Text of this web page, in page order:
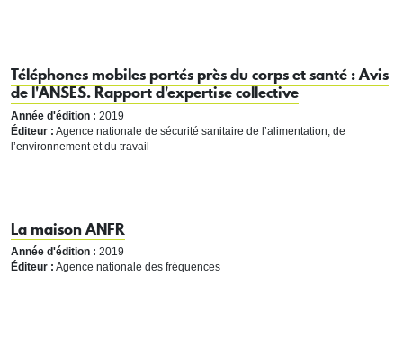
Téléphones mobiles portés près du corps et santé : Avis
de l'ANSES. Rapport d'expertise collective
Année d'édition : 2019
Éditeur : Agence nationale de sécurité sanitaire de l’alimentation, de
l’environnement et du travail
La maison ANFR
Année d'édition : 2019
Éditeur : Agence nationale des fréquences